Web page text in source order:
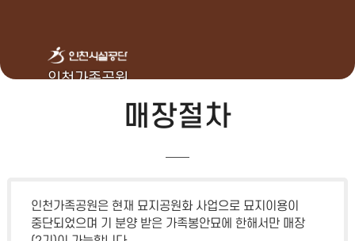
인천가족공원
매장절차
인천가족공원은 현재 묘지공원화 사업으로 묘지이용이
중단되었으며 기 분양 받은 가족봉안묘에 한해서만 매장